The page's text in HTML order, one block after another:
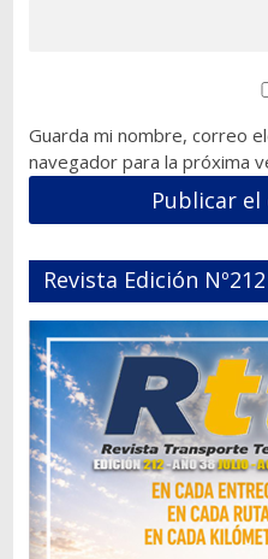
Guarda mi nombre, correo
navegador para la próxima
Revista Edición Nº212